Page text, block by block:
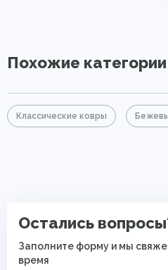
Похожие категории
Классические ковры
Остались
Заполните форму и мы
время